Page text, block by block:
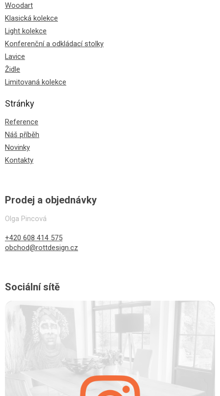
Woodart
Klasická kolekce
Light kolekce
Konferenční a odkládací stolky
Lavice
Židle
Limitovaná kolekce
Stránky
Reference
Náš příběh
Novinky
Kontakty
Prodej a objednávky
Olga Pincová
+420 608 414 575
obchod@rottdesign.cz
Sociální sítě